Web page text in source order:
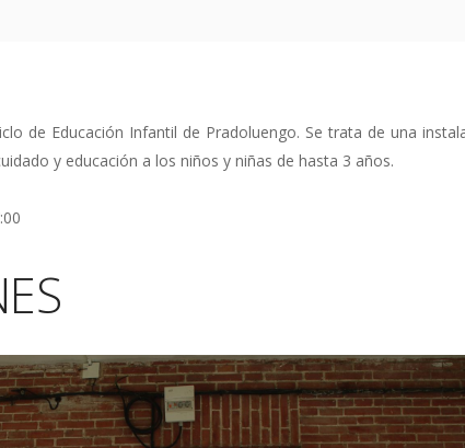
de Educación Infantil de Pradoluengo. Se trata de una
y educación a los niños y niñas de hasta 3 años.